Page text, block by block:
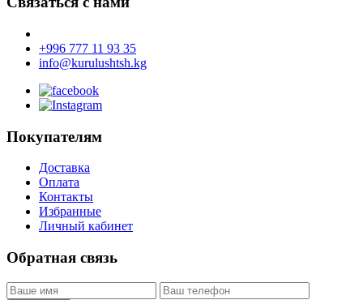
+996 777 11 93 35
info@kurulushtsh.kg
Покупателям
Доставка
Оплата
Контакты
Избранные
Личный кабинет
Обратная связь